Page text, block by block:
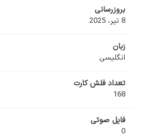
بروزرسانی
8 تیر، 2025
زبان
انگلیسی
تعداد فلش کارت
168
فایل صوتی
0